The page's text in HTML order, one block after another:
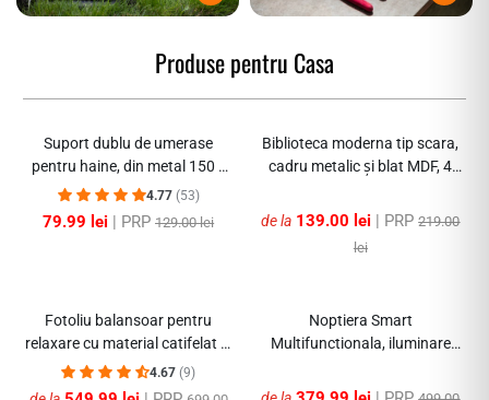
Produse pentru Casa
Suport dublu de umerase
pentru haine, din metal 150 x
110 x 54 cm
4.77 (53)
79.99 lei | PRP129.00 lei
Biblioteca moderna tip scara,
cadru metalic și blat MDF, 4
de la 139.00 lei | PRP219.00
lei
Fotoliu balansoar pentru
relaxare cu material catifelat si
cadru metalic
4.67(9)
Noptiera Smart
Multifunctionala, iluminare
wireless si USB, difuzor